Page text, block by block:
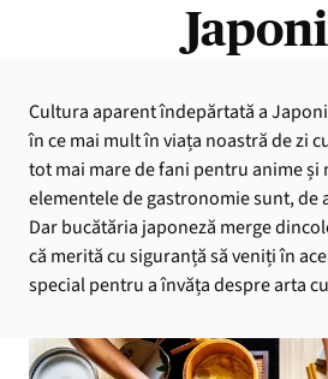
Cultura aparent îndepărtată a
în ce mai mult în viața noastră de zi
tot mai mare de fani pentru anime și
elementele de gastronomie sunt, de
Dar bucătăria japoneză merge
că merită cu siguranță să veniți în
special pentru a învăța despre arta